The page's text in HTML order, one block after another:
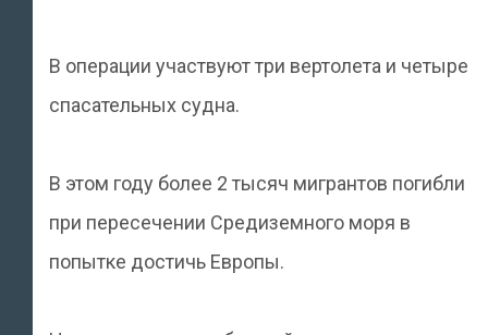
В операции участвуют три вертолета и четыре
спасательных судна.
В этом году более 2 тысяч мигрантов погибли
при пересечении Средиземного моря в
попытке достичь Европы.